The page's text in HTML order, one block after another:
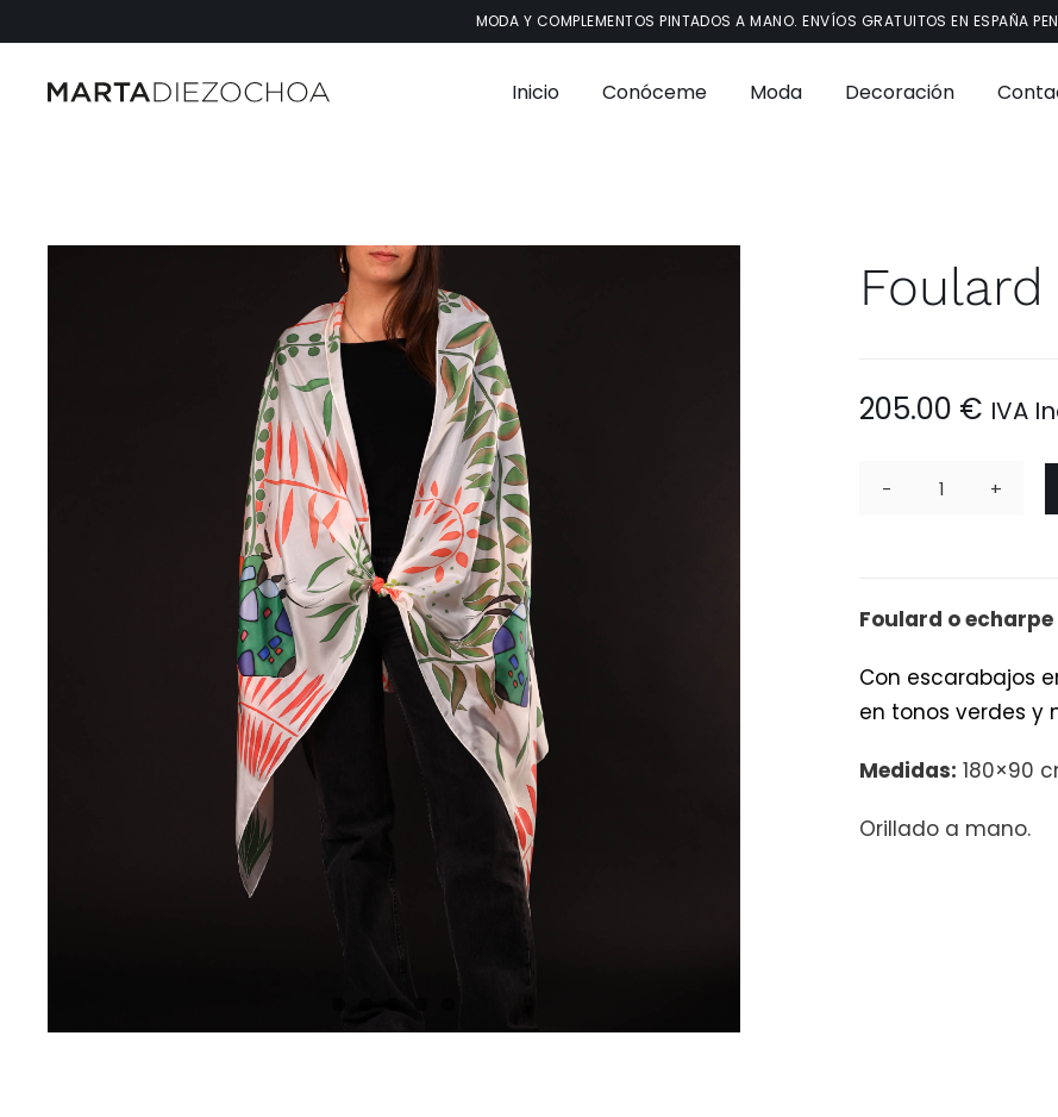
al
contenido
MODA Y COMPLEMENTOS PINTADOS A MANO. ENVÍOS GRATUITOS EN ESPAÑA
Inicio Conóceme Moda Decoración
205.00 € IVA
Foulard
Foulard o
Con escarabajos
en tonos verdes y
Medidas: 180×90
Orillado a mano.